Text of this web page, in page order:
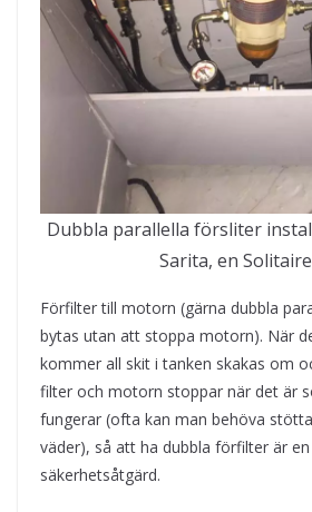
Dubbla parallella försliter
Sarita, en
Förfilter till motorn (gärna dubbla
bytas utan att stoppa motorn). När
kommer all skit i tanken skakas om
filter och motorn stoppar när det är
fungerar (ofta kan man behöva
väder), så att ha dubbla förfilter är
säkerhetsåtgärd.